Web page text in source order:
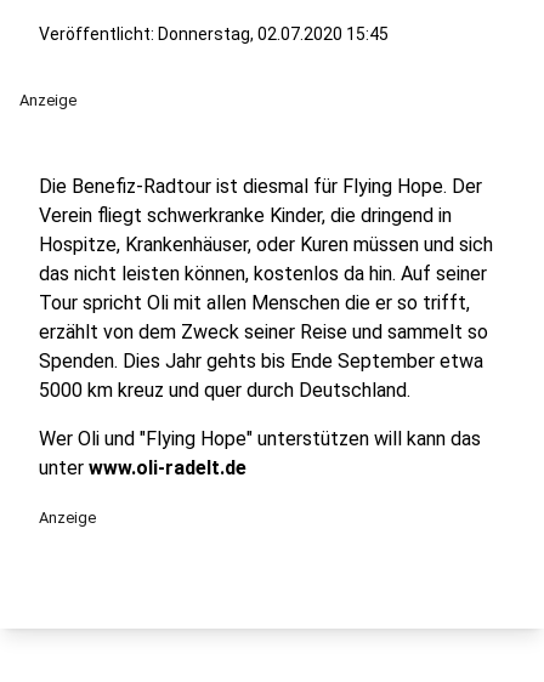
Veröffentlicht: Donnerstag, 02.07.2020 15:45
Anzeige
Die Benefiz-Radtour ist diesmal für Flying Hope. Der
Verein fliegt schwerkranke Kinder, die dringend in
Hospitze, Krankenhäuser, oder Kuren müssen und sich
das nicht leisten können, kostenlos da hin. Auf seiner
Tour spricht Oli mit allen Menschen die er so trifft,
erzählt von dem Zweck seiner Reise und sammelt so
Spenden. Dies Jahr gehts bis Ende September etwa
5000 km kreuz und quer durch Deutschland.
Wer Oli und "Flying Hope" unterstützen will kann das
unter www.oli-radelt.de
Anzeige